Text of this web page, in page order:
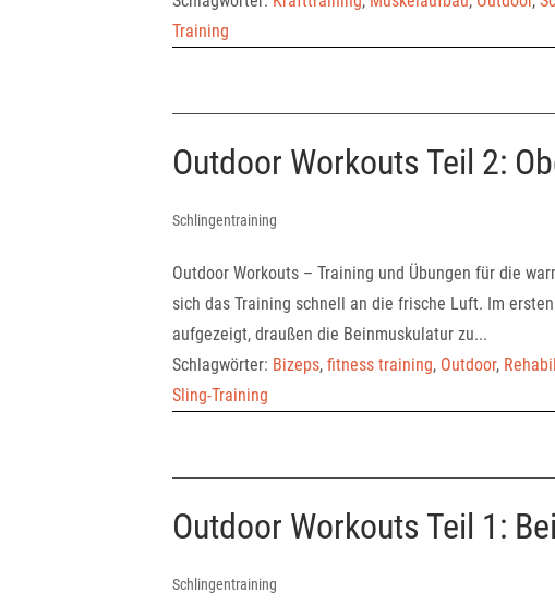
Training
Outdoor Workouts Teil 2:
Schlingentraining
Outdoor Workouts – Training und Übungen für die
sich das Training schnell an die frische Luft. Im
aufgezeigt, draußen die Beinmuskulatur zu...
Schlagwörter: Bizeps, fitness training, Outdoor,
Sling-Training
Outdoor Workouts Teil 1:
Schlingentraining